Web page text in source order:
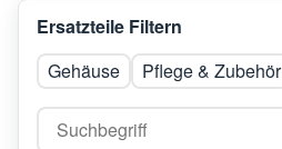
Ersatzteile Filtern
Gehäuse
Pflege & Zubehör